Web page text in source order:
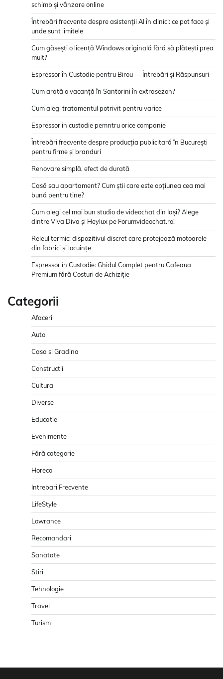
schimb și vânzare online
Întrebări frecvente despre asistenții AI în clinici: ce pot face și
unde sunt limitele
Cum găsești o licență Windows originală fără să plătești prea
mult?
Espressor în Custodie pentru Birou — Întrebări și Răspunsuri
Cum arată o vacanță în Santorini în extrasezon?
Cum alegi tratamentul potrivit pentru varice
Espressor in custodie pemntru orice companie
Întrebări frecvente despre producția publicitară în București
pentru firme și branduri
Renovare simplă, efect de durată
Casă sau apartament? Cum știi care este opțiunea cea mai
bună pentru tine?
Cum alegi cel mai bun studio de videochat din Iași? Alege
dintre Viva Diva și Heylux pe Forumvideochat.ro!
Releul termic: dispozitivul discret care protejează motoarele
din fabrici și locuințe
Espressor în Custodie: Ghidul Complet pentru Cafeaua
Premium fără Costuri de Achiziție
Categorii
Afaceri
Auto
Casa si Gradina
Constructii
Cultura
Diverse
Educatie
Evenimente
Fără categorie
Horeca
Intrebari Frecvente
LifeStyle
Lowrance
Recomandari
Sanatate
Stiri
Tehnologie
Travel
Turism